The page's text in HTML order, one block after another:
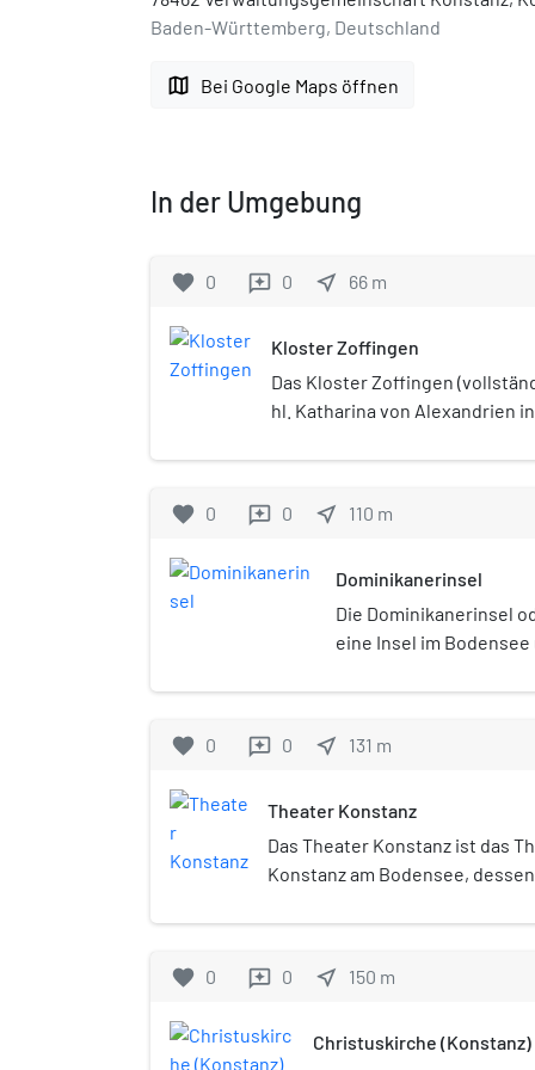
Baden-Württemberg, Deutschland
map Bei Google Maps öffnen
In der Umgebung
favorite 0 reviews 0 near_me 66 m
Kloster Zoffingen
Das Kloster Zoffingen
hl. Katharina von Alexandrien
ist ein nach dem
favorite 0 reviews 0 near_me 110 m
Dominikanerinsel
Die Dominikanerinsel
eine Insel im
Fläche von 1,8 Hektar
sechs Meter breiten
verbunden. Sie wird
Inselhotel dominiert,
Dominikanerkloster
favorite 0 reviews 0 near_me 131 m
Theater Konstanz
Das Theater Konstanz ist das
Konstanz am Bodensee,
Stadttheater, Werkstatt und
favorite 0 reviews 0 near_me 150 m
Christuskirche (Konstanz)